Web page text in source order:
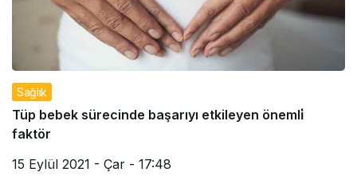
Sağlık
Tüp bebek sürecinde başarıyı etkileyen önemli̇
faktör
15 Eylül 2021 - Çar - 17:48